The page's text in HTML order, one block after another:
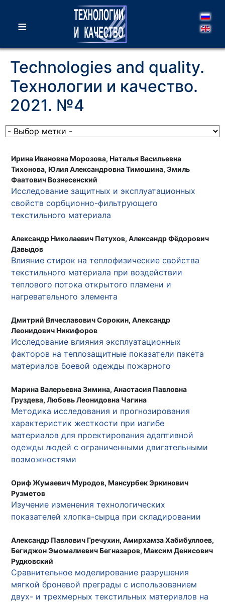
≡
Technologies and quality.
Технологии и качество.
2021. №4
Ирина Ивановна Морозова, Наталья Васильевна
Тихонова, Юлия Александровна Тимошина, Эмиль
Фаатович Вознесенский
Исследование защитных и эксплуатационных
свойств сорбционно-фильтрующего
текстильного материала
Александр Николаевич Петухов, Александр Фёдорович
Давыдов
Влияние стирок на теплофизические свойства
текстильного материала при воздействии
теплового потока открытого пламени и
нагревательного элемента
Дмитрий Вячеславович Сорокин, Александр
Леонидович Никифоров
Исследование влияния эксплуатационных
факторов на теплозащитные показатели пакета
материалов боевой одежды пожарного
Марина Валерьевна Зимина, Анастасия Павловна
Груздева, Любовь Леонидовна Чагина
Методика исследования и прогнозирования
характеристик жесткости при изгибе
материалов для проектирования адаптивной
одежды людей с ограниченными двигательными
возможностями
Ориф Жумаевич Муродов, Мансурбек Эркинович
Рузметов
Изучение изменения технологических
показателей хлопка-сырца при складировании
Александр Павлович Гречухин, Амирхамза Хабибуллоев,
Бегиджон Эмомалиевич Бегназаров, Максим Денисович
Рудковский
Сравнительное моделирование разрушения
мягкой броневой преграды с использованием
двух- и трехмерных текстильных материалов на